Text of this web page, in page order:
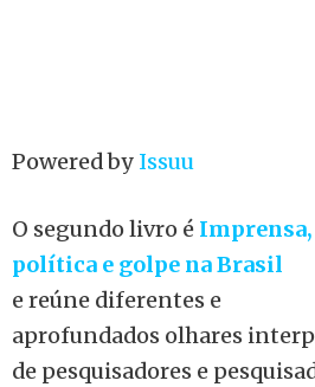
Powered by Issuu
O segundo livro é
política e golpe na Brasil
e reúne diferentes e
aprofundados olhares
de pesquisadores e